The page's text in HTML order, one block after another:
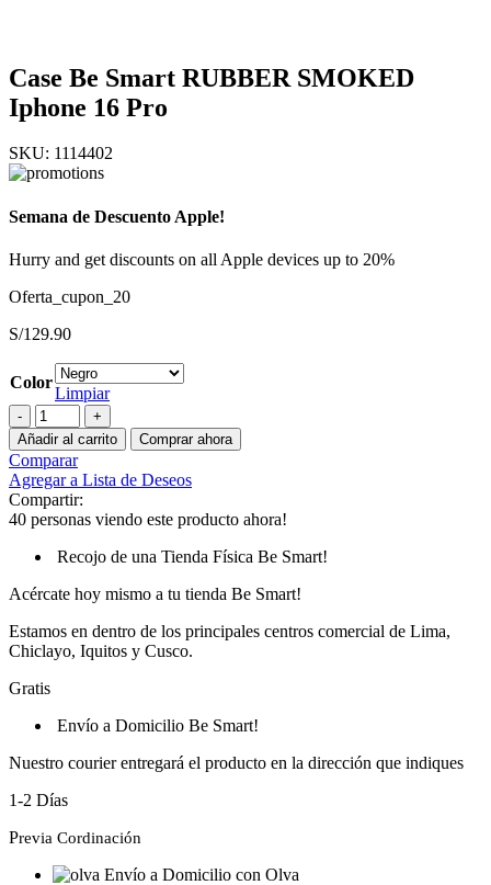
Case Be Smart RUBBER SMOKED
Iphone 16 Pro
SKU: 1114402
Semana de Descuento Apple!
Hurry and get discounts on all Apple devices up to 20%
Oferta_cupon_20
S/129.90
Color
Limpiar
Case
Be
Smart
RUBBER
SMOKED
Iphone
16
Pro
Añadir al carrito Comprar ahora
Comparar
Agregar a Lista de Deseos
Compartir:
40 personas viendo este producto ahora!
Recojo de una Tienda Física Be Smart!
Acércate hoy mismo a tu tienda Be Smart!
Estamos en dentro de los principales centros comercial de Lima,
Chiclayo, Iquitos y Cusco.
Gratis
Envío a Domicilio Be Smart!
Nuestro courier entregará el producto en la dirección que indiques
1-2 Días
Previa Cordinación
Envío a Domicilio con Olva